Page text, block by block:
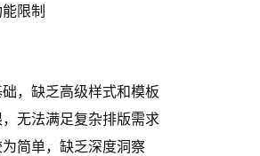
限制
，缺乏高级样式和模板
无法满足复杂排版需求
简单，缺乏深度洞察